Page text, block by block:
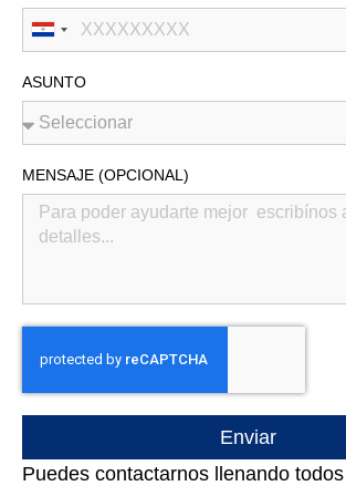
Paraguay
ASUNTO
MENSAJE (OPCIONAL)
Enviar
Puedes contactarnos llenando